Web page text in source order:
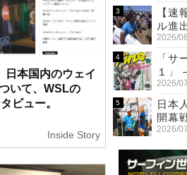
日本国内のウェイ
いて、WSLの
ビュー。
Inside Story
【速
ル進
2026/
「サ
１」
2026/
日本
開幕
2026/